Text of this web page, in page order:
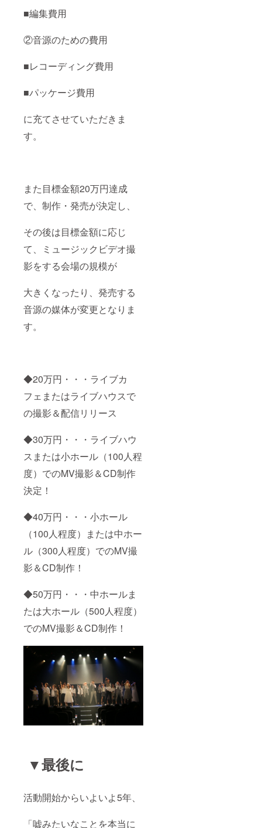
■編集費用
②音源のための費用
■レコーディング費用
■パッケージ費用
に充てさせていただきま
す。
また目標金額20万円達成
で、制作・発売が決定し、
その後は目標金額に応じ
て、ミュージックビデオ撮
影をする会場の規模が
大きくなったり、発売する
音源の媒体が変更となりま
す。
◆20万円・・・ライブカ
フェまたはライブハウスで
の撮影＆配信リリース
◆30万円・・・ライブハウ
スまたは小ホール（100人程
度）でのMV撮影＆CD制作
決定！
◆40万円・・・小ホール
（100人程度）または中ホー
ル（300人程度）でのMV撮
影＆CD制作！
◆50万円・・・中ホールま
たは大ホール（500人程度）
でのMV撮影＆CD制作！
▼最後に
活動開始からいよいよ5年、
「嘘みたいなことを本当に